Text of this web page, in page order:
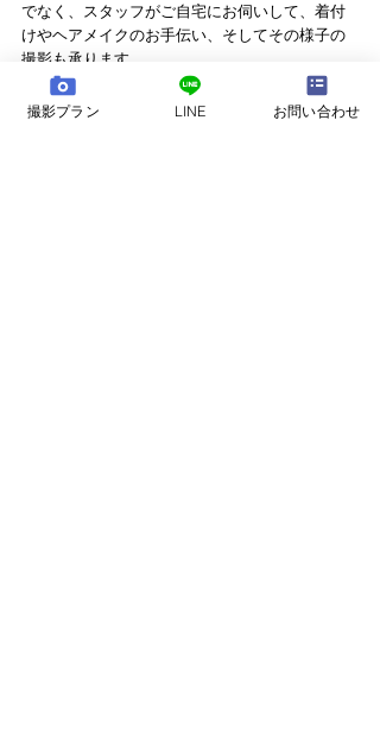
でなく、スタッフがご自宅にお伺いして、着付
けやヘアメイクのお手伝い、そしてその様子の
撮影も承ります。
ご自宅でのいつもの日常からスタートして、そ
撮影プラン LINE お問い合わせ